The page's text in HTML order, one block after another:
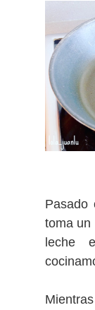
Pasado
toma un
leche